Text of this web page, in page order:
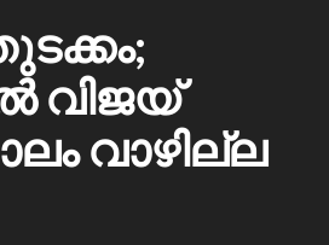
വിജയ്
വാഴില്ല